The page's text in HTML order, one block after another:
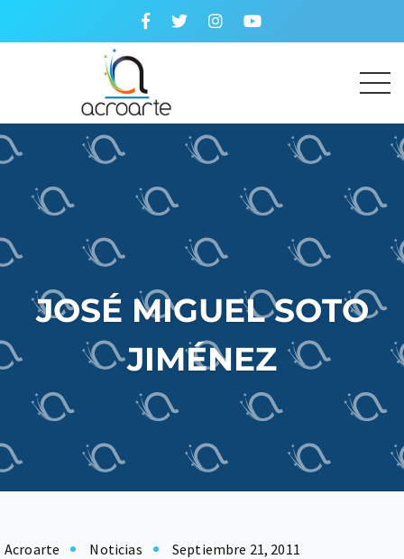
JOSÉ MIGUEL SOTO
JIMÉNEZ
Acroarte Noticias Septiembre 21, 2011